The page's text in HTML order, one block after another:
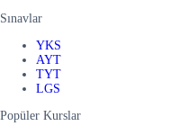
Sınavlar
YKS
AYT
TYT
LGS
Popüler Kurslar